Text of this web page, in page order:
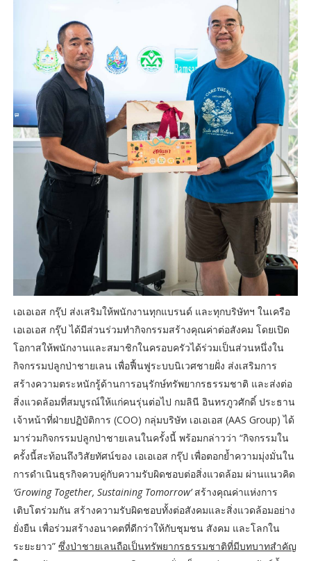
เอเอเอส กรุ๊ป ส่งเสริมให้พนักงานทุกแบรนด์ และทุกบริษัทฯ ในเครือ
เอเอเอส กรุ๊ป ได้มีส่วนร่วมทำกิจกรรมสร้างคุณค่าต่อสังคม โดยเปิด
โอกาสให้พนักงานและสมาชิกในครอบครัวได้ร่วมเป็นส่วนหนึ่งใน
กิจกรรมปลูกป่าชายเลน เพื่อฟื้นฟูระบบนิเวศชายฝั่ง ส่งเสริมการ
สร้างความตระหนักรู้ด้านการอนุรักษ์ทรัพยากรธรรมชาติ และส่งต่อ
สิ่งแวดล้อมที่สมบูรณ์ให้แก่คนรุ่นต่อไป กมลินี อินทรภูวศักดิ์ ประธาน
เจ้าหน้าที่ฝ่ายปฏิบัติการ (COO) กลุ่มบริษัท เอเอเอส (AAS Group) ได้
มาร่วมกิจกรรมปลูกป่าชายเลนในครั้งนี้ พร้อมกล่าวว่า “กิจกรรมใน
ครั้งนี้สะท้อนถึงวิสัยทัศน์ของ เอเอเอส กรุ๊ป เพื่อตอกย้ำความมุ่งมั่นใน
การดำเนินธุรกิจควบคู่กับความรับผิดชอบต่อสิ่งแวดล้อม ผ่านแนวคิด
‘Growing Together, Sustaining Tomorrow’สร้างคุณค่าแห่งการ
เติบโตร่วมกัน สร้างความรับผิดชอบทั้งต่อสังคมและสิ่งแวดล้อมอย่าง
ยั่งยืน เพื่อร่วมสร้างอนาคตที่ดีกว่าให้กับชุมชน สังคม และโลกใน
ระยะยาว” ซึ่งป่าชายเลนถือเป็นทรัพยากรธรรมชาติที่มีบทบาทสำคัญ